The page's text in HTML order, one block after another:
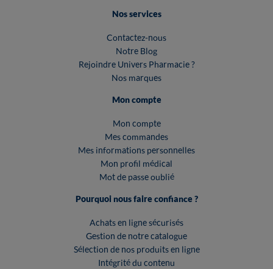
Nos services
Contactez-nous
Notre Blog
Rejoindre Univers Pharmacie ?
Nos marques
Mon compte
Mon compte
Mes commandes
Mes informations personnelles
Mon profil médical
Mot de passe oublié
Pourquoi nous faire confiance ?
Achats en ligne sécurisés
Gestion de notre catalogue
Sélection de nos produits en ligne
Intégrité du contenu